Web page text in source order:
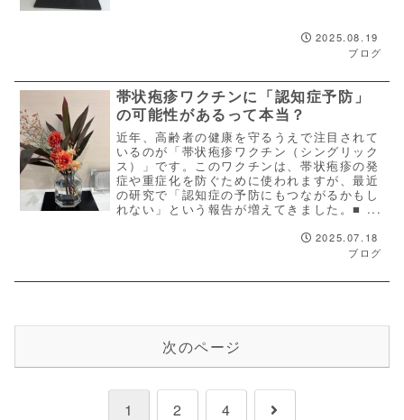
2025.08.19
ブログ
帯状疱疹ワクチンに「認知症予防」
の可能性があるって本当？
近年、高齢者の健康を守るうえで注目されて
いるのが「帯状疱疹ワクチン（シングリック
ス）」です。このワクチンは、帯状疱疹の発
症や重症化を防ぐために使われますが、最近
の研究で「認知症の予防にもつながるかもし
れない」という報告が増えてきました。■ ...
2025.07.18
ブログ
次のページ
1 2 4 次